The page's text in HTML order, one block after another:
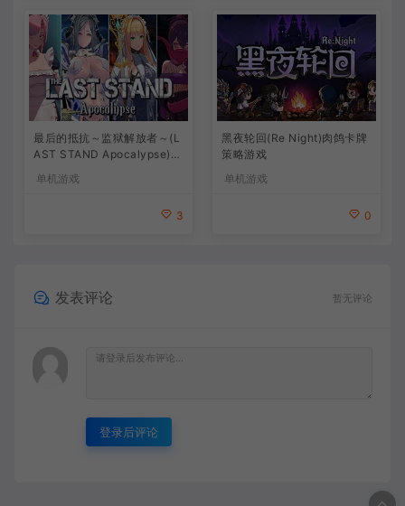
最后的抵抗～监狱解放者～(L
AST STAND Apocalypse)卡
单机游戏
3
黑夜轮回(Re Night)肉鸽卡牌
策略游戏
单机游戏
0
发表评论 暂无评论
登录后评论